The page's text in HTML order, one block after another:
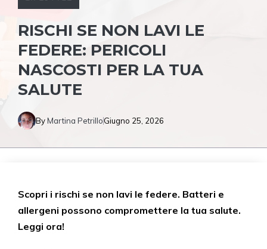
RISCHI SE NON LAVI LE
FEDERE: PERICOLI
NASCOSTI PER LA TUA
SALUTE
ByMartina PetrilloGiugno 25, 2026
Scopri i rischi se non lavi le federe. Batteri e
allergeni possono compromettere la tua salute.
Leggi ora!